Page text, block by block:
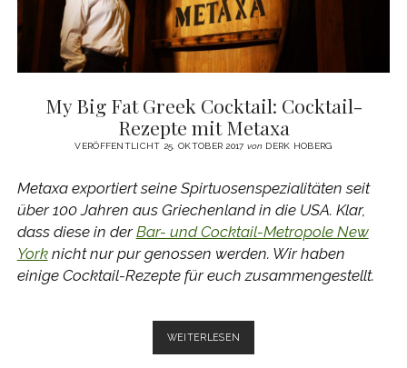
My Big Fat Greek Cocktail: Cocktail-
Rezepte mit Metaxa
VERÖFFENTLICHT 25. OKTOBER 2017 von DERK HOBERG
Metaxa exportiert seine Spirtuosenspezialitäten seit
über 100 Jahren aus Griechenland in die USA. Klar,
dass diese in derBar- und Cocktail-Metropole New
Yorknicht nur pur genossen werden. Wir haben
einige Cocktail-Rezepte für euch zusammengestellt.
WEITERLESEN
BIG